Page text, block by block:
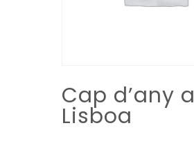
Cap d’any a
Lisboa